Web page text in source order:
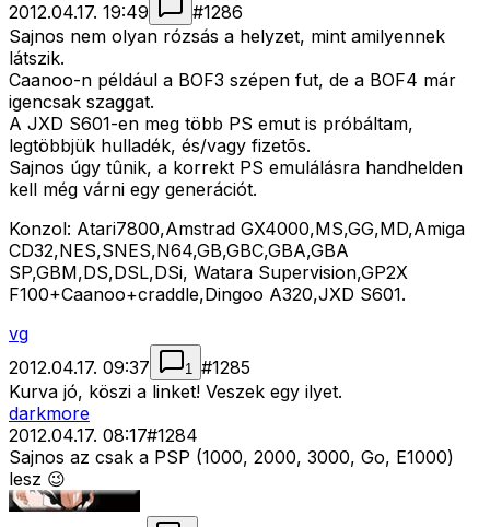
2012.04.17. 19:49
#1286
Sajnos nem olyan rózsás a helyzet, mint amilyennek
látszik.
Caanoo-n például a BOF3 szépen fut, de a BOF4 már
igencsak szaggat.
A JXD S601-en meg több PS emut is próbáltam,
legtöbbjük hulladék, és/vagy fizetõs.
Sajnos úgy tûnik, a korrekt PS emulálásra handhelden
kell még várni egy generációt.
Konzol: Atari7800,Amstrad GX4000,MS,GG,MD,Amiga
CD32,NES,SNES,N64,GB,GBC,GBA,GBA
SP,GBM,DS,DSL,DSi, Watara Supervision,GP2X
F100+Caanoo+craddle,Dingoo A320,JXD S601.
vg
2012.04.17. 09:37
1 #1285
Kurva jó, köszi a linket! Veszek egy ilyet.
darkmore
2012.04.17. 08:17#1284
Sajnos az csak a PSP (1000, 2000, 3000, Go, E1000)
lesz 😉